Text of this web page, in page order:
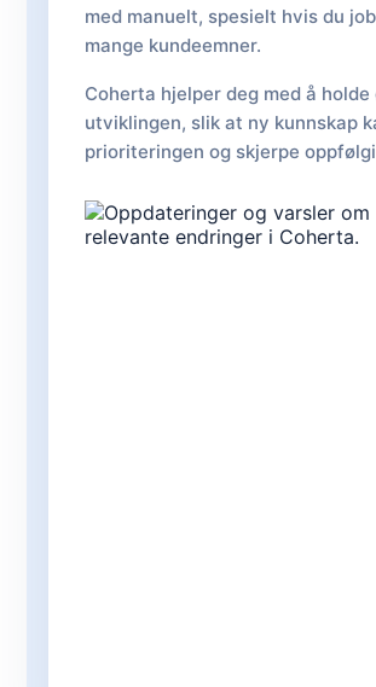
med manuelt, spesielt hvis du
mange kundeemner.
Coherta hjelper deg med å holde
utviklingen, slik at ny kunnskap
prioriteringen og skjerpe